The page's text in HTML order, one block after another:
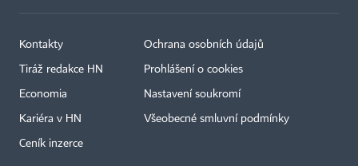
Kontakty
Tiráž redakce HN
Economia
Kariéra v HN
Ceník inzerce
Ochrana osobních údajů
Prohlášení o cookies
Nastavení soukromí
Všeobecné smluvní podmínky